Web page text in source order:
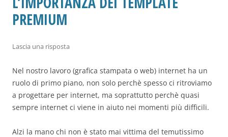
PREMIUM
Lascia una risposta
Nel nostro lavoro (grafica stampata o web) internet ha un
ruolo di primo piano, non solo perchè spesso ci ritroviamo
a progettare per internet, ma soprattutto perchè quasi
sempre internet ci viene in aiuto nei momenti più difficili.
Alzi la mano chi non è stato mai vittima del temutissimo